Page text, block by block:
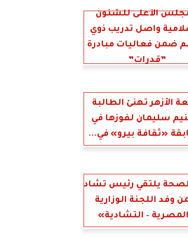
الأعلى للشئون
واصل تدريب ذوي
ضمن فعاليات مبادرة
”قدرات”
الأزهر تهنئ الطالبة
سليمان لفوزها في
«ثقافة بيرو» في...
يلتقي رئيس تشاد
وفد اللجنة الوزارية
– التشادية»